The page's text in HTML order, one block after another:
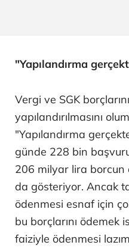
"Yapılandırma
Vergi ve SGK
yapılandırılmasını
"Yapılandırma
günde 228 bin
206 milyar lira borcun
da gösteriyor. Ancak
ödenmesi esnaf için
bu borçlarını ödemek
faiziyle ödenmesi